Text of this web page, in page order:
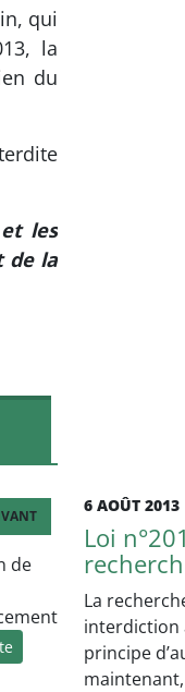
qui
la
du
les
de la
de
6 AOÛT 2013
Loi
La
interdiction
principe